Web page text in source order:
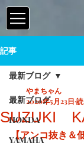
記事
最新ブログ
HONDA
YAMAHA
最新ブログ
SUZUKI
やまちゃん
2020年5月23日
【アンコ抜き＆